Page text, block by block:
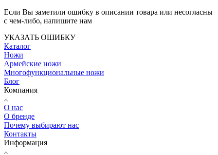
Если Вы заметили ошибку в описании товара или несогласны
с чем-либо, напишите нам
УКАЗАТЬ ОШИБКУ
Каталог
Ножи
Армейские ножи
Многофункциональные ножи
Блог
Компания
О нас
О бренде
Почему выбирают нас
Контакты
Информация